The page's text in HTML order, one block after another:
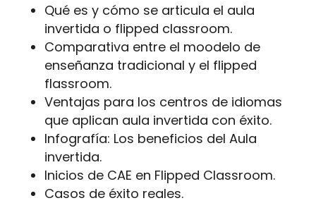
Qué es y cómo se articula el aula
invertida o flipped classroom.
Comparativa entre el moodelo de
enseñanza tradicional y el flipped
flassroom.
Ventajas para los centros de idiomas
que aplican aula invertida con éxito.
Infografía: Los beneficios del Aula
invertida.
Inicios de CAE en Flipped Classroom.
Casos de éxito reales.